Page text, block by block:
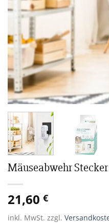
Mäuseabwehr
21,60 €
inkl. MwSt. zzgl.